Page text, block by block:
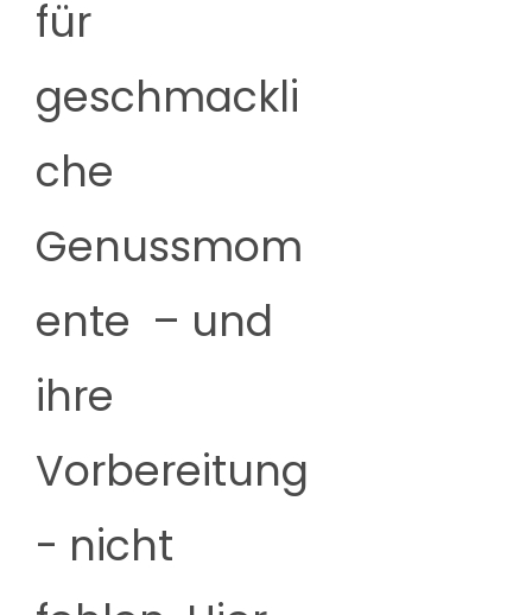
für
geschmackli
che
Genussmom
ente – und
ihre
Vorbereitung
- nicht